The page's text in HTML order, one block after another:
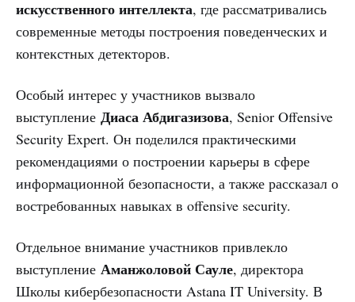
искусственного интеллекта, где рассматривались
современные методы построения поведенческих и
контекстных детекторов.
Особый интерес у участников вызвало
выступление Диаса Абдигазизова, Senior Offensive
Security Expert. Он поделился практическими
рекомендациями о построении карьеры в сфере
информационной безопасности, а также рассказал о
востребованных навыках в offensive security.
Отдельное внимание участников привлекло
выступление Аманжоловой Сауле, директора
Школы кибербезопасности Astana IT University. В